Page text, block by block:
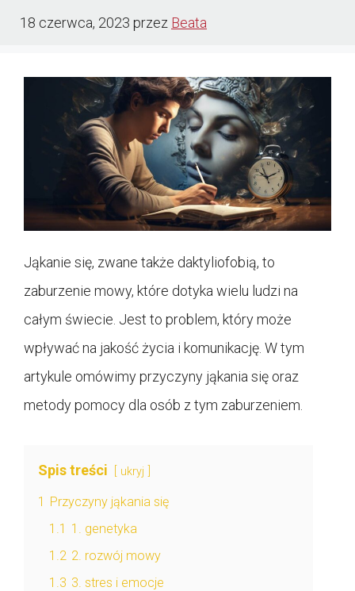
18 czerwca, 2023 przez Beata
Jąkanie się, zwane także daktyliofobią, to
zaburzenie mowy, które dotyka wielu ludzi na
całym świecie. Jest to problem, który może
wpływać na jakość życia i komunikację. W tym
artykule omówimy przyczyny jąkania się oraz
metody pomocy dla osób z tym zaburzeniem.
Spis treści ukryj
1 Przyczyny jąkania się
1.1 1. genetyka
1.2 2. rozwój mowy
1.3 3. stres i emocje